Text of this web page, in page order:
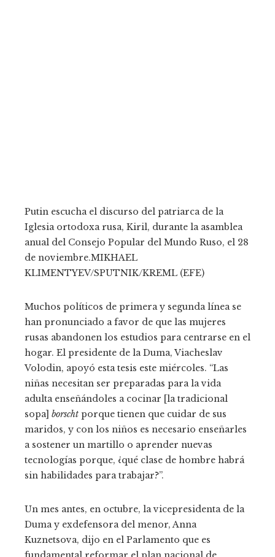
Putin escucha el discurso del patriarca de la
Iglesia ortodoxa rusa, Kiril, durante la asamblea
anual del Consejo Popular del Mundo Ruso, el 28
de noviembre.MIKHAEL
KLIMENTYEV/SPUTNIK/KREML (EFE)
Muchos políticos de primera y segunda línea se
han pronunciado a favor de que las mujeres
rusas abandonen los estudios para centrarse en el
hogar. El presidente de la Duma, Viacheslav
Volodin, apoyó esta tesis este miércoles. “Las
niñas necesitan ser preparadas para la vida
adulta enseñándoles a cocinar [la tradicional
sopa] borscht porque tienen que cuidar de sus
maridos, y con los niños es necesario enseñarles
a sostener un martillo o aprender nuevas
tecnologías porque, ¿qué clase de hombre habrá
sin habilidades para trabajar?”.
Un mes antes, en octubre, la vicepresidenta de la
Duma y exdefensora del menor, Anna
Kuznetsova, dijo en el Parlamento que es